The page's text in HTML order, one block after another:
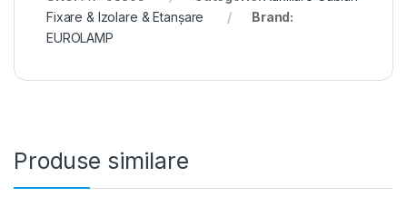
Fixare & Izolare & Etanșare
Brand:
EUROLAMP
Produse similare